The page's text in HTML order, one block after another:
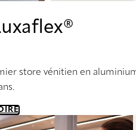
store vénitien en